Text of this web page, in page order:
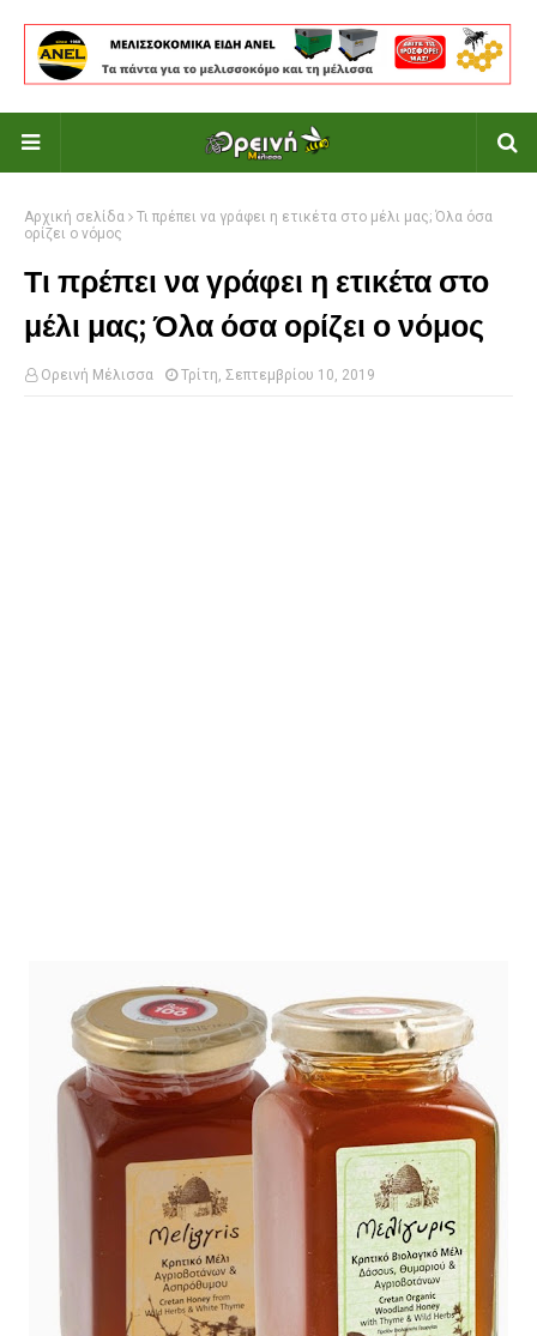
Αρχική σελίδα
Τι πρέπει να γράφει η ετικέτα στο μέλι μας; Όλα όσα
ορίζει ο νόμος
Τι πρέπει να γράφει η ετικέτα στο
μέλι μας; Όλα όσα ορίζει ο νόμος
Ορεινή Μέλισσα Τρίτη, Σεπτεμβρίου 10, 2019